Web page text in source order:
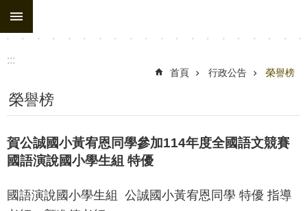
跳到主要內容區塊
搜
尋
處
務
織
政
:::
首頁 行政公告 榮譽榜
榮譽榜
賀公誠國小黃宥恩同學參加114年度全國語文競賽
國語演說國小學生組 特優
國語演說國小學生組 公誠國小黃宥恩同學 特優 指導